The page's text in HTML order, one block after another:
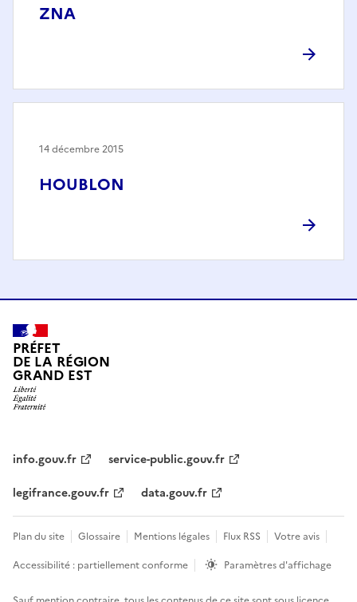
ZNA
HOUBLON
14 décembre 2015
PRÉFET
DE LA RÉGION
GRAND EST
info.gouv.fr
service-public.gouv.fr
legifrance.gouv.fr
data.gouv.fr
Plan du site Glossaire Mentions légales Flux RSS
Votre avis
Accessibilité : partiellement conforme
Paramètres d'affichage